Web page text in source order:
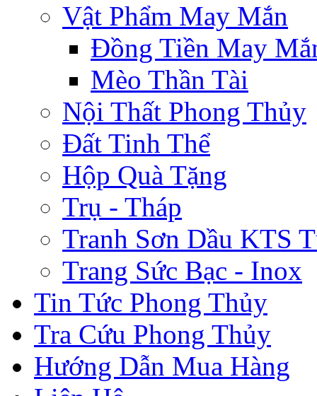
Vật Phẩm May Mắn
Đồng Tiền May
Mèo Thần Tài
Nội Thất Phong Thủy
Đất Tinh Thể
Hộp Quà Tặng
Trụ - Tháp
Tranh Sơn Dầu KTS
Trang Sức Bạc - Inox
Tin Tức Phong Thủy
Tra Cứu Phong Thủy
Hướng Dẫn Mua Hàng